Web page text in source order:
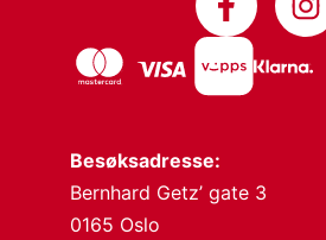
Besøksadresse:
Bernhard Getz’ gate 3
0165 Oslo